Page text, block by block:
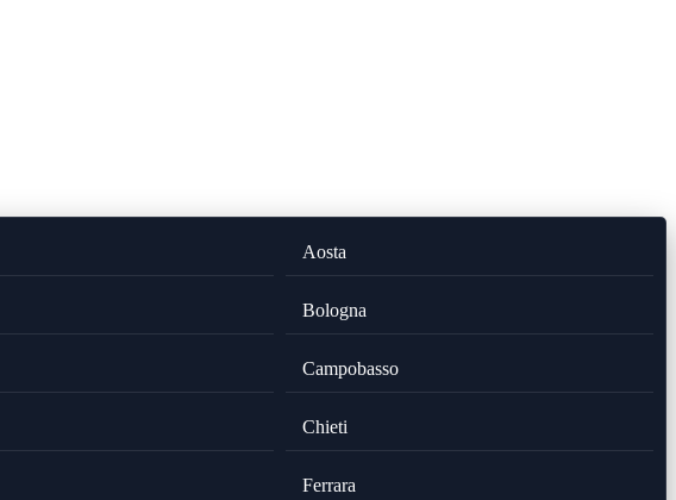
Aosta
Bologna
Campobasso
Chieti
Ferrara